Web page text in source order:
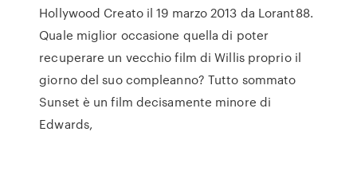
Hollywood Creato il 19 marzo 2013 da Lorant88.
Quale miglior occasione quella di poter
recuperare un vecchio film di Willis proprio il
giorno del suo compleanno? Tutto sommato
Sunset è un film decisamente minore di
Edwards,